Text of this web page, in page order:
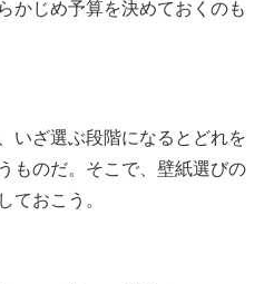
かじめ予算を決めておくのも
いざ選ぶ段階になるとどれを
ものだ。そこで、壁紙選びの
ておこう。